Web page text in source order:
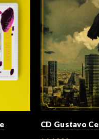
CD Gustavo